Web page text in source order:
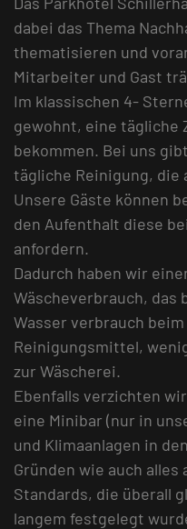
dabei das Thema
thematisieren und
Mitarbeiter und Gast
Im klassischen 4-
gewohnt, eine tägliche
bekommen. Bei uns
tägliche Reinigung,
Unsere Gäste können
den Aufenthalt diese
anfordern.
Dadurch haben wir
Wäscheverbrauch,
Wasser verbrauch
Reinigungsmittel,
zur Wäscherei.
Ebenfalls verzichten
eine Minibar (nur in
und Klimaanlagen in
Gründen wie auch alles
Standards, die überall
langem festgelegt